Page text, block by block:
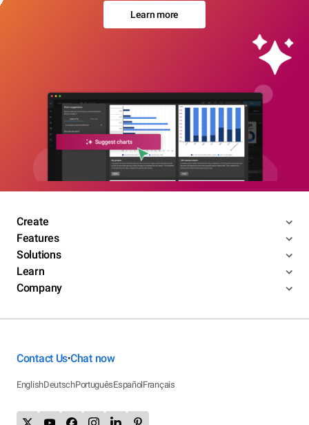
Learn more
Create
Features
Solutions
Learn
Company
Contact Us•Chat now
EnglishDeutschPortuguêsEspañolFrançais